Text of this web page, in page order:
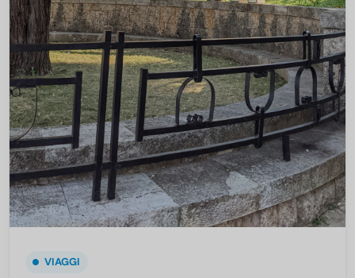
VIAGGI